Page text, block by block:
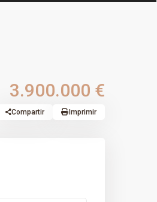
3.900.000 €
Compartir Imprimir